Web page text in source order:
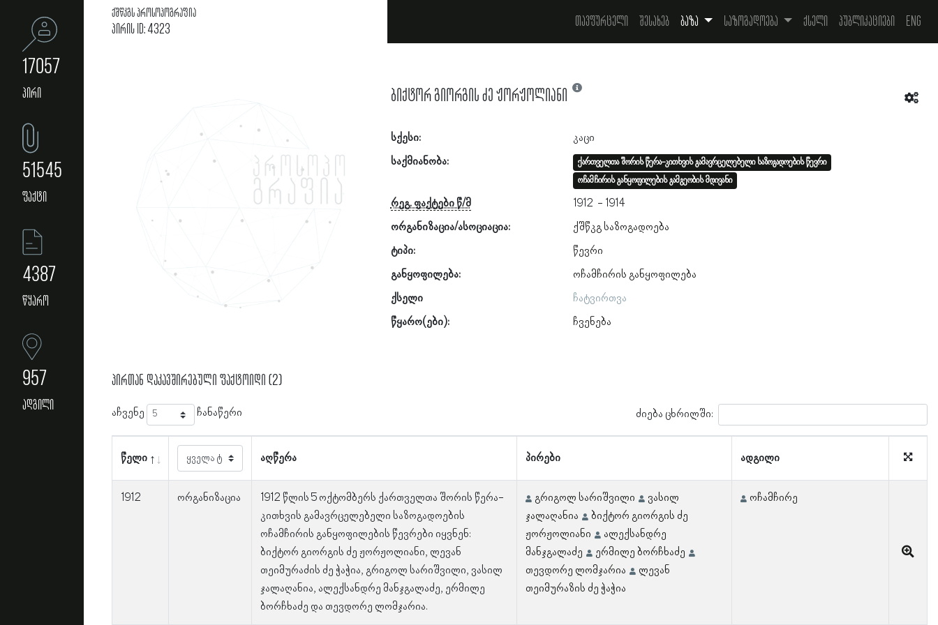
17057
პირი
51545
ფაქტი
4387
წყარო
957
ადგილი
ქშწკგს პროსოპოგრაფია
პირის ID: 4323 თავფურცელი შესახებ ბაზა საზოგადოება ქსელი პუბლიკაციები Eng
ბიქტორ გიორგის ძე ჟორჟოლიანი
სქესი:
კაცი
საქმიანობა:
ქართველთა შორის წერა-კითხვის გამავრცელებელი საზოგადოების წევრი
ოჩამჩირის განყოფილების გამგეობის მდივანი
რეგ. ფაქტები წ/მ 1912
1914
ორგანიზაცია/ასოციაცია:
ქშწკგ საზოგადოება
ტიპი:
წევრი
განყოფილება:
ოჩამჩირის განყოფილება
ქსელი
ჩატვირთვა
წყარო(ები):
ჩვენება
პირთან დაკავშირებული ფაქტოიდი (2)
აჩვენე ჩანაწერი ძიება ცხრილში:
წელი აღწერა პირები ადგილი
1912 ორგანიზაცია
1912 წლის 5 ოქტომბერს ქართველთა შორის წერა-
კითხვის გამავრცელებელი საზოგადოების
ოჩამჩირის განყოფილების წევრები იყვნენ:
ბიქტორ გიორგის ძე ჟორჟოლიანი, ლევან
თეიმურაძის ძე ჭაჭია, გრიგოლ სარიშვილი, ვასილ
ჯალაღანია, ალექსანდრე მანჯგალაძე, ერმილე
ბორჩხაძე და თევდორე ლომჯარია.
გრიგოლ სარიშვილი
ვასილ
ჯალაღანია
ბიქტორ გიორგის ძე
ჟორჟოლიანი
ალექსანდრე
მანჯგალაძე
ერმილე ბორჩხაძე
თევდორე ლომჯარია
ლევან
თეიმურაზის ძე ჭაჭია
ოჩამჩირე